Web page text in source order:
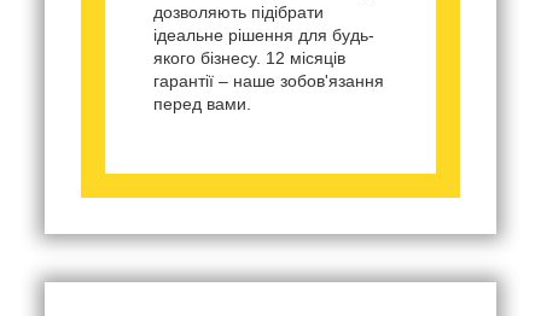
дозволяють підібрати
ідеальне рішення для будь-
якого бізнесу. 12 місяців
гарантії – наше зобов'язання
перед вами.